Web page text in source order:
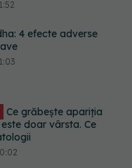
Ce grăbește apariția
doar vârsta. Ce
cu colesterolul când
integrale?